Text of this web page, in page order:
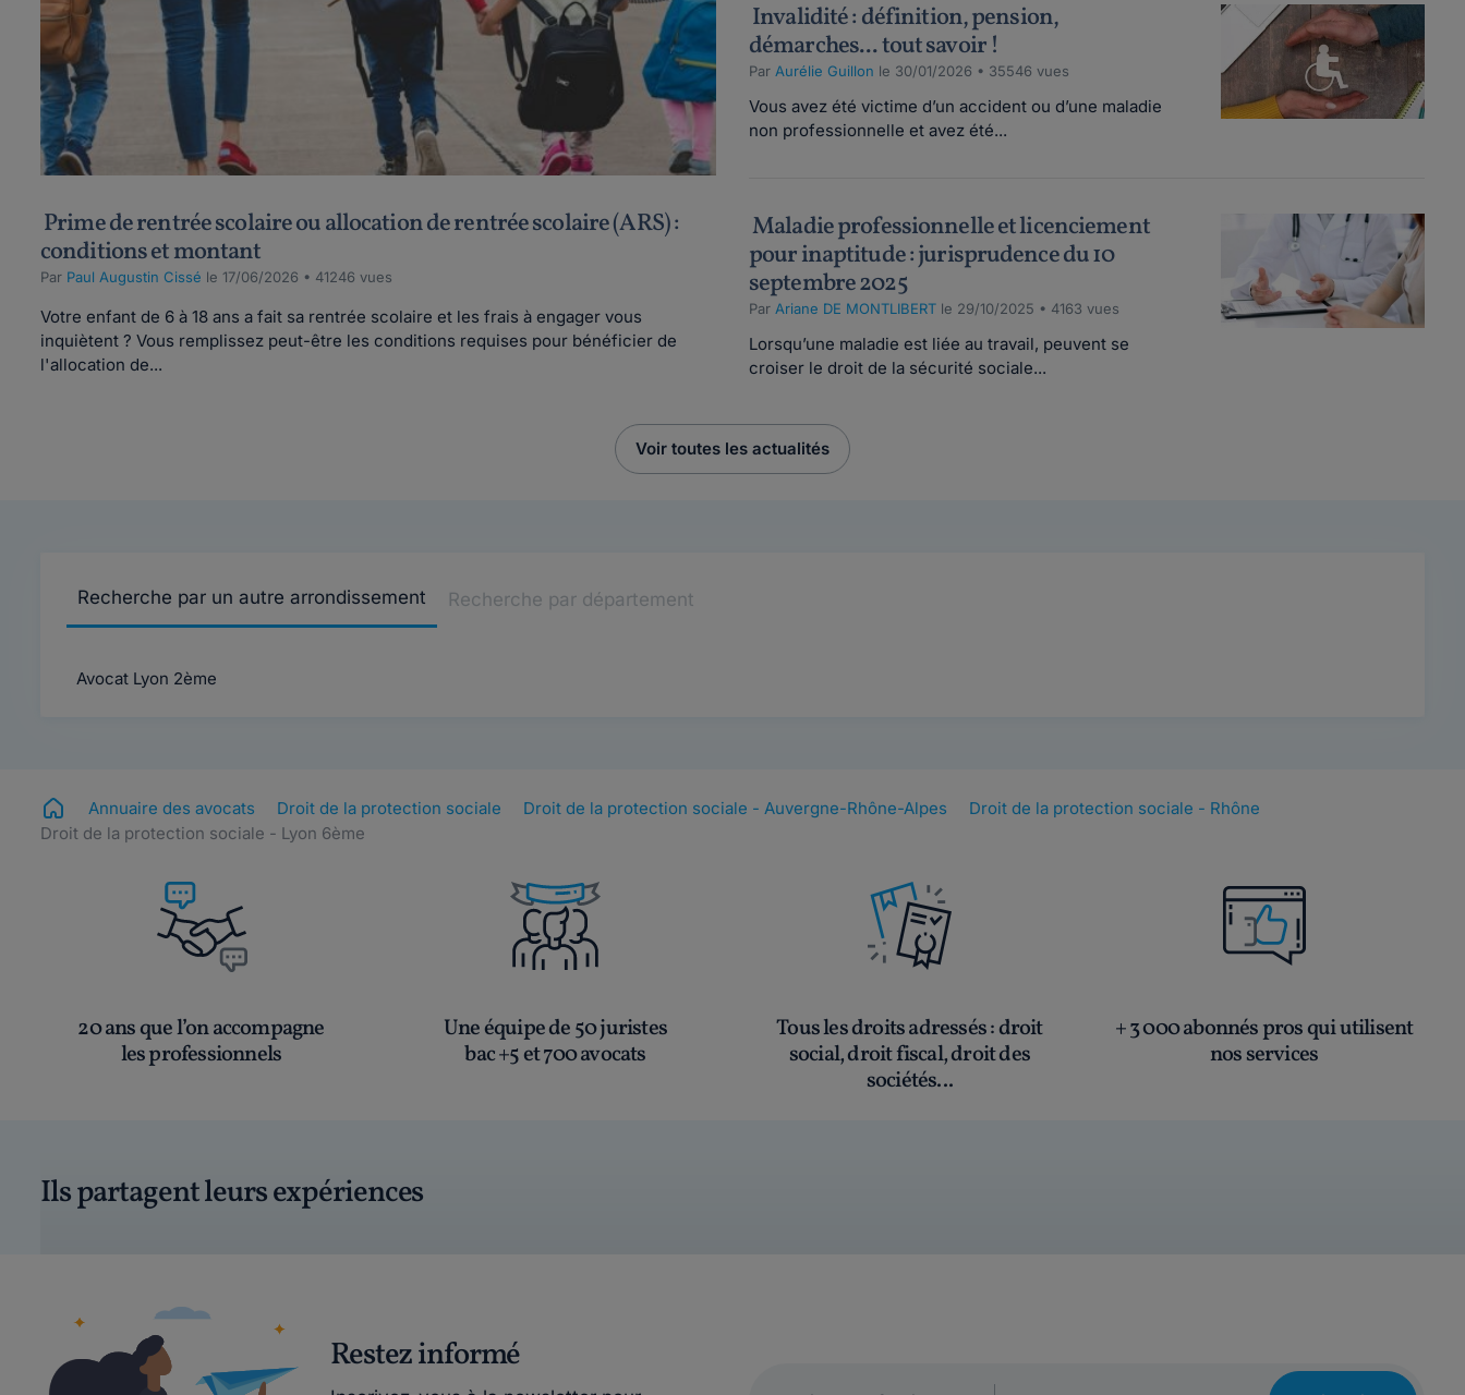
Prime de rentrée scolaire ou allocation de rentrée scolaire (ARS) :
conditions et montant
Par Paul Augustin Cissé le 17/06/2026 • 41246 vues
Votre enfant de 6 à 18 ans a fait sa rentrée scolaire et les frais à engager vous
inquiètent ? Vous remplissez peut-être les conditions requises pour bénéficier de
l'allocation de...
Invalidité : définition, pension,
démarches... tout savoir !
Par Aurélie Guillon le 30/01/2026 • 35546 vues
Vous avez été victime d’un accident ou d’une maladie
non professionnelle et avez été...
Maladie professionnelle et licenciement
pour inaptitude : jurisprudence du 10
septembre 2025
Par Ariane DE MONTLIBERT le 29/10/2025 • 4163 vues
Lorsqu’une maladie est liée au travail, peuvent se
croiser le droit de la sécurité sociale...
Voir toutes les actualités
Recherche par un autre arrondissement Recherche par département
Avocat Lyon 2ème
Annuaire des avocats Droit de la protection sociale Droit de la protection sociale - Auvergne-Rhône-Alpes
Droit de la protection sociale - Rhône
Droit de la protection sociale - Lyon 6ème
20 ans que l’on accompagne
les professionnels
Une équipe de 50 juristes
bac +5 et 700 avocats
Tous les droits adressés: droit
social, droit fiscal, droit des
sociétés...
+ 3 000 abonnés pros qui utilisent
nos services
Ils partagent leurs expériences
Restez informé